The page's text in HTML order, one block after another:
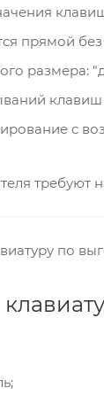
прямой
размера:
клавиш
с
требуют
по